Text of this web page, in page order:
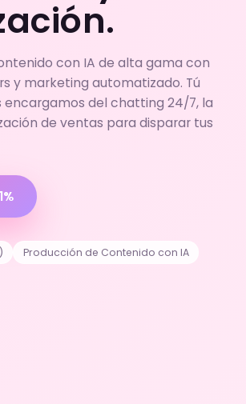
con IA de alta gama con
y marketing automatizado. Tú
encargamos del chatting 24/7, la
de ventas para disparar tus
Producción de Contenido con IA